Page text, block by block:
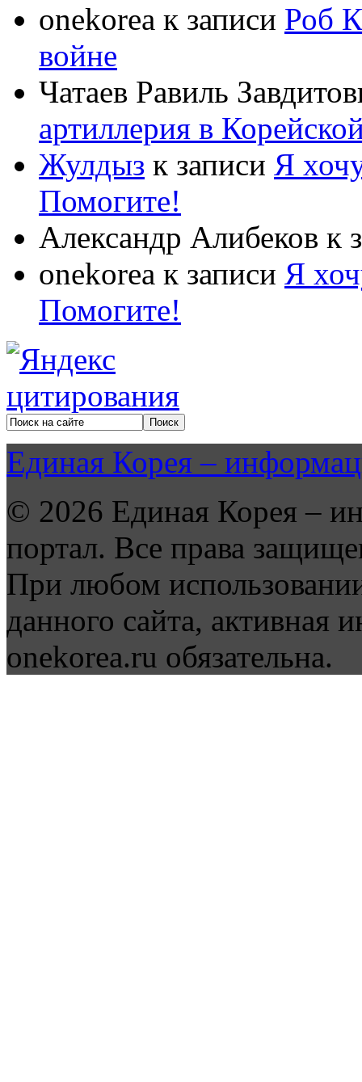
onekorea к записи Роб
войне
Чатаев Равиль
артиллерия в
Жулдыз к записи Я
Помогите!
Александр Алибеков к
onekorea к записи Я
Помогите!
Единая Корея –
© 2026 Единая Корея –
портал. Все права
При любом
данного сайта, активная
onekorea.ru обязательна.